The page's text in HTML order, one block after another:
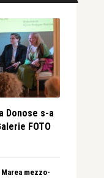
Donose s-a
FOTO
mezzo-